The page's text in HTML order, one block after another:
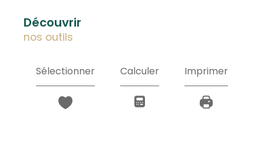
découvrir
nos outils
Sélectionner Calculer Imprimer